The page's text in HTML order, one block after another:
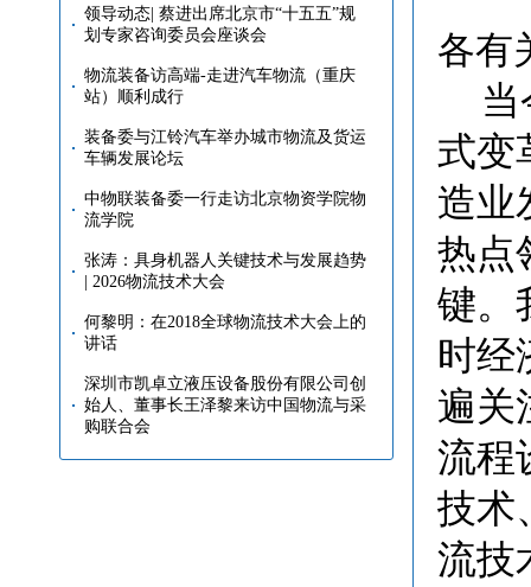
领导动态| 蔡进出席北京市“十五五”规
划专家咨询委员会座谈会
物流装备访高端-走进汽车物流（重庆
站）顺利成行
装备委与江铃汽车举办城市物流及货运
车辆发展论坛
中物联装备委一行走访北京物资学院物
流学院
张涛：具身机器人关键技术与发展趋势
| 2026物流技术大会
何黎明：在2018全球物流技术大会上的
讲话
深圳市凯卓立液压设备股份有限公司创
始人、董事长王泽黎来访中国物流与采
购联合会
各有
式变
造业
热点
键。
时经
遍关
流程
技术
流技